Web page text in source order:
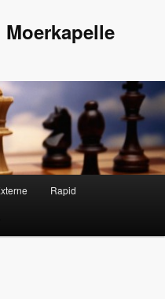
Rapid